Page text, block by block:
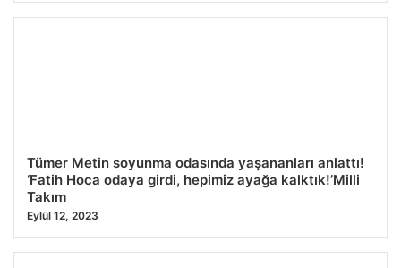
Tümer Metin soyunma odasında yaşananları anlattı!
‘Fatih Hoca odaya girdi, hepimiz ayağa kalktık!’Milli
Takım
Eylül 12, 2023